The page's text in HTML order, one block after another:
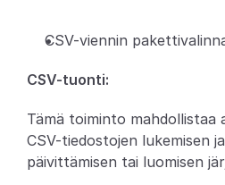
Tietoa
Select Language
CSV-viennin
CSV-tuonti:
Tämä toiminto mahdollistaa
CSV-tiedostojen lukemisen
päivittämisen tai luomisen